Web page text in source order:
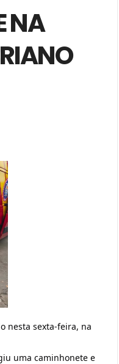
NA
nesta sexta-feira, na
uma caminhonete e